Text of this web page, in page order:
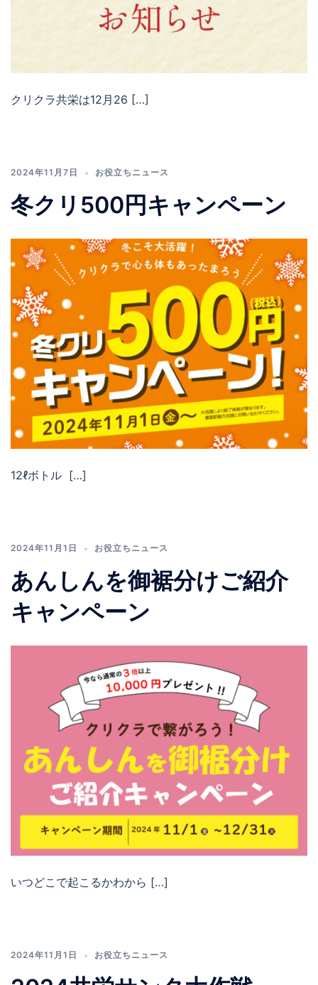
クリクラ共栄は12月26 […]
2024年11月7日 お役立ちニュース
冬クリ500円キャンペーン
12ℓボトル […]
2024年11月1日 お役立ちニュース
あんしんを御裾分けご紹介
キャンペーン
いつどこで起こるかわから […]
2024年11月1日 お役立ちニュース